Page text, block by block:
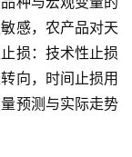
感，农产品对天
损：技术性止损
向，时间止损用
预测与实际走势